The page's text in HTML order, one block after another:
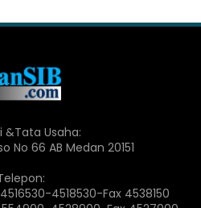
&Tata Usaha:
No 66 AB Medan 20151
4518530-Fax 4538150